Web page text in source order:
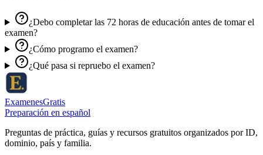
¿Debo completar las 72 horas de educación antes de tomar el
examen?
¿Cómo programo el examen?
¿Qué pasa si repruebo el examen?
ExamenesGratis
Preparación en español
Preguntas de práctica, guías y recursos gratuitos organizados por ID,
dominio, país y familia.